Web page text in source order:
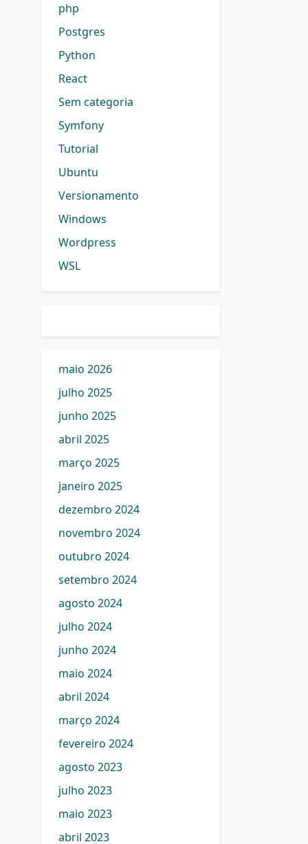
php
Postgres
Python
React
Sem categoria
Symfony
Tutorial
Ubuntu
Versionamento
Windows
Wordpress
WSL
maio 2026
julho 2025
junho 2025
abril 2025
março 2025
janeiro 2025
dezembro 2024
novembro 2024
outubro 2024
setembro 2024
agosto 2024
julho 2024
junho 2024
maio 2024
abril 2024
março 2024
fevereiro 2024
agosto 2023
julho 2023
maio 2023
abril 2023